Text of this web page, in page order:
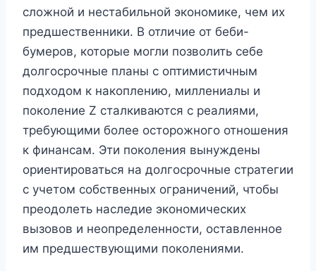
сложной и нестабильной экономике, чем их
предшественники. В отличие от беби-
бумеров, которые могли позволить себе
долгосрочные планы с оптимистичным
подходом к накоплению, миллениалы и
поколение Z сталкиваются с реалиями,
требующими более осторожного отношения
к финансам. Эти поколения вынуждены
ориентироваться на долгосрочные стратегии
с учетом собственных ограничений, чтобы
преодолеть наследие экономических
вызовов и неопределенности, оставленное
им предшествующими поколениями.